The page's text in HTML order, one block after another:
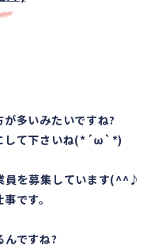
多いみたいですね?
して下さいね(*´ω`*)
員を募集しています(^^♪
です。
ですね?